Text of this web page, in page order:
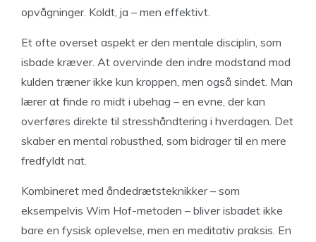
opvågninger. Koldt, ja – men effektivt.
Et ofte overset aspekt er den mentale disciplin, som
isbade kræver. At overvinde den indre modstand mod
kulden træner ikke kun kroppen, men også sindet. Man
lærer at finde ro midt i ubehag – en evne, der kan
overføres direkte til stresshåndtering i hverdagen. Det
skaber en mental robusthed, som bidrager til en mere
fredfyldt nat.
Kombineret med åndedrætsteknikker – som
eksempelvis Wim Hof-metoden – bliver isbadet ikke
bare en fysisk oplevelse, men en meditativ praksis. En